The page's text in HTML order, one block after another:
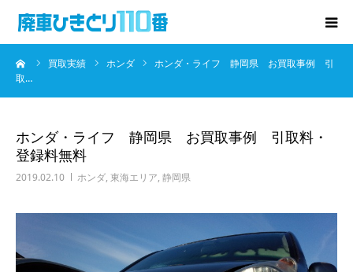
買取実績 ホンダ
ホンダ・ライフ 静岡県 お買取事例 引
取…
ホンダ・ライフ 静岡県 お買取事例 引取料・
登録料無料
2019.02.10 ホンダ, 東海エリア, 静岡県
廃車･事故車の買取
無料査定